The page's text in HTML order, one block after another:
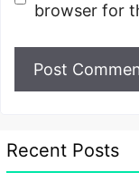
browser for
Recent Posts